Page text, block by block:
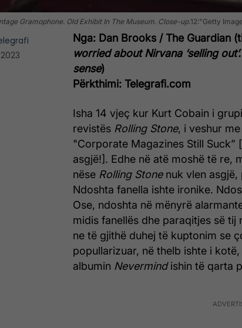
Gramophone. Old Exhibit In The Museum. Close-up.12:"Getty
Nga: Dan Brooks / The Guardian
worried about Nirvana ‘selling
sense)
Përkthimi: Telegrafi.com
Isha 14 vjeç kur Kurt Cobain i
revistës Rolling Stone, i veshur
"Corporate Magazines Still
asgjë!]. Edhe në atë moshë të re,
nëse Rolling Stonenuk vlen asgjë,
Ndoshta fanella ishte ironike.
Ose, ndoshta në mënyrë
midis fanellës dhe paraqitjes së
ne të gjithë duhej të kuptonim se
popullarizuar, në thelb ishte i
albumin Nevermindishin të qarta